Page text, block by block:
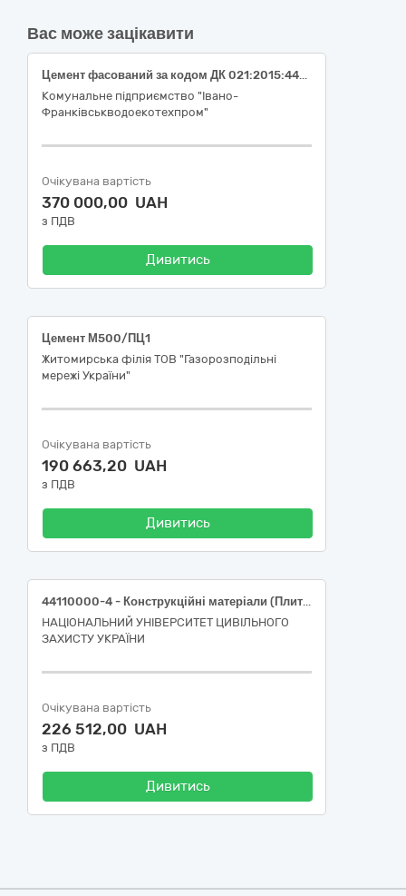
Вас може зацікавити
Цемент фасований за кодом ДК 021:2015:44110000-4- Конструкційні матеріали
Комунальне підприємство "Івано-
Франківськводоекотехпром"
Очікувана вартість
370 000,00 UAH
з ПДВ
Дивитись
Цемент М500/ПЦ1
Житомирська філія ТОВ "Газорозподільні
мережі України"
Очікувана вартість
190 663,20 UAH
з ПДВ
Дивитись
44110000-4 - Конструкційні матеріали (Плитка тротуарна (44113120-2 Тротуарна плитка))
НАЦІОНАЛЬНИЙ УНІВЕРСИТЕТ ЦИВІЛЬНОГО
ЗАХИСТУ УКРАЇНИ
Очікувана вартість
226 512,00 UAH
з ПДВ
Дивитись